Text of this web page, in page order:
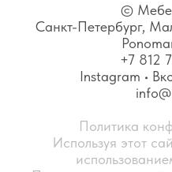
©
Санкт-Петербург,
+7 812
Instagram •
Политика
Используя этот